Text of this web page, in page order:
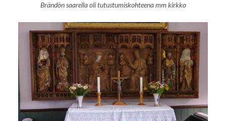
Brändön saarella oli tutustumiskohteena mm kirkko